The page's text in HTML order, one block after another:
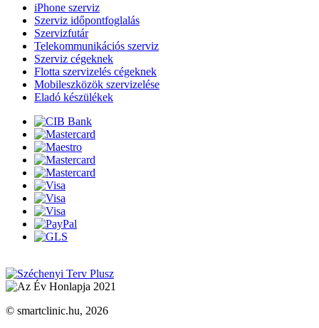
iPhone szerviz
Szerviz időpontfoglalás
Szervizfutár
Telekommunikációs szerviz
Szerviz cégeknek
Flotta szervizelés cégeknek
Mobileszközök szervizelése
Eladó készülékek
© smartclinic.hu, 2026